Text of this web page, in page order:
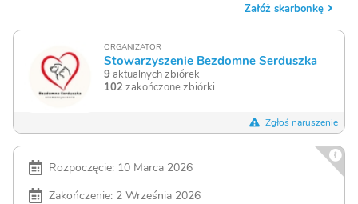
Załóż skarbonkę
ORGANIZATOR
Stowarzyszenie Bezdomne Serduszka
9aktualnych zbiórek
102 zakończone zbiórki
Zgłoś naruszenie
Rozpoczęcie: 10 Marca 2026
Zakończenie: 2 Września 2026